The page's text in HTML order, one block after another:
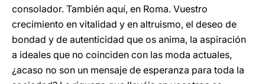
consolador. También aquí, en Roma. Vuestro
crecimiento en vitalidad y en altruismo, el deseo de
bondad y de autenticidad que os anima, la aspiración
a ideales que no coinciden con las moda actuales,
¿acaso no son un mensaje de esperanza para toda la